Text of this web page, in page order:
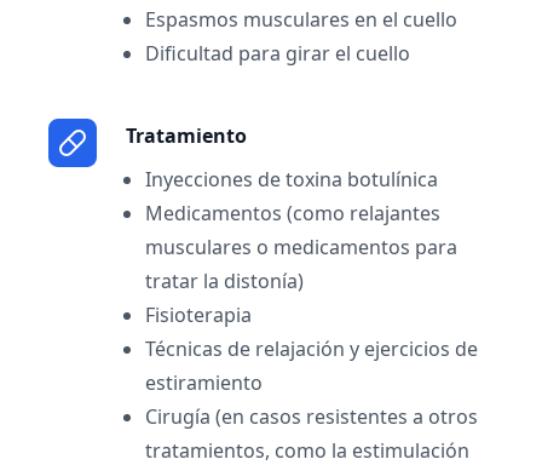
Espasmos musculares en el cuello
Dificultad para girar el cuello
Tratamiento
Inyecciones de toxina botulínica
Medicamentos (como relajantes
musculares o medicamentos para
tratar la distonía)
Fisioterapia
Técnicas de relajación y ejercicios de
estiramiento
Cirugía (en casos resistentes a otros
tratamientos, como la estimulación